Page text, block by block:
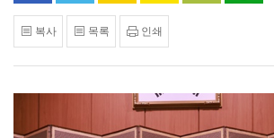
복사 목록 인쇄